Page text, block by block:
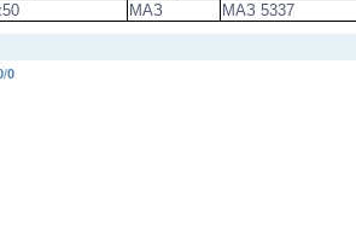
МАЗ МАЗ 5337
/0